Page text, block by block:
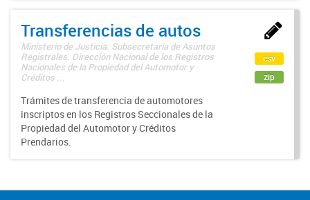
Transferencias de autos
Ministerio de Justicia. Subsecretaría de Asuntos
Registrales. Dirección Nacional de los Registros
Nacionales de la Propiedad del Automotor y
Créditos ...
Trámites de transferencia de automotores
inscriptos en los Registros Seccionales de la
Propiedad del Automotor y Créditos
Prendarios.
csv
zip